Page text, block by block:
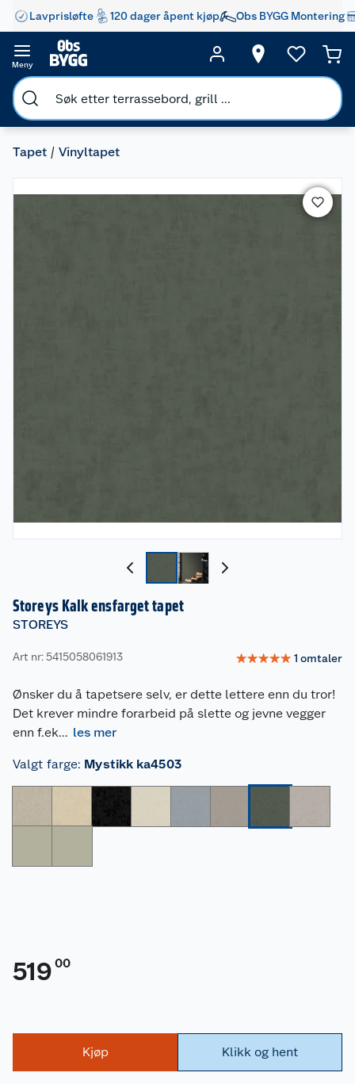
Lavprisløfte 120 dager åpent kjøp Obs BYGG Montering
Meny
Tapet Vinyltapet
Storeys Kalk ensfarget tapet
STOREYS
Art nr: 5415058061913 ☆☆☆☆☆ 1 omtaler
Ønsker du å tapetsere selv, er dette lettere enn du tror!
Det krever mindre forarbeid på slette og jevne vegger
enn f.ek... les mer
Valgt farge: Mystikk ka4503
519 00
Kjøp Klikk og hent